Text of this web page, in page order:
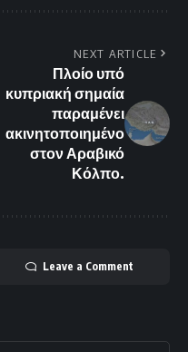
NEXT ARTICLE
Πλοίο υπό
κυπριακή σημαία
παραμένει
ακινητοποιημένο
στον Αραβικό
Κόλπο.
Leave a Comment